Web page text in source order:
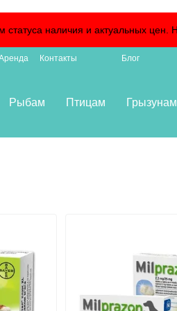
наличия и актуальных
Контакты Блог
Рыбам Птицам Грызунам